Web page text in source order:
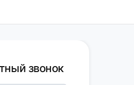
звонок